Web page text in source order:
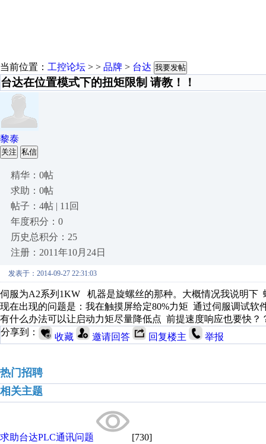
当前位置： 工控论坛 > > 品牌 > 台达 我要发帖
台达在位置模式下的扭矩限制 请教！！
黎泰
关注 私信
精华：0帖
求助：0帖
帖子：4帖 | 11回
年度积分：0
历史总积分：25
注册：2011年10月24日
发表于：2014-09-27 22:31:03
伺服为A2系列1KW 机器是旋螺丝的那种。大概情况我说明下
现在出现的问题是：我在触摸屏给定80%力矩 通过伺服调试
有什么办法可以让启动力矩尽量降低点 前提速度响应也要快
分享到：
收藏 邀请回答 回复楼主 举报
热门招聘
相关主题
求助台达PLC通讯问题 [730]